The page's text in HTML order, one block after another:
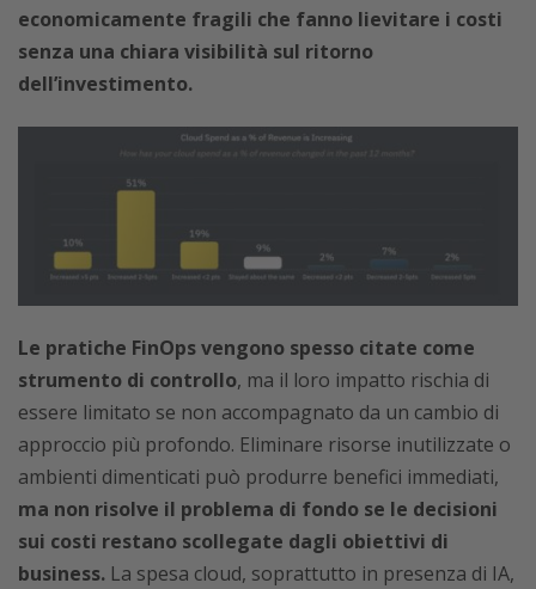
economicamente fragili che fanno lievitare i costi
senza una chiara visibilità sul ritorno
dell’investimento.
Le pratiche FinOps vengono spesso citate come
strumento di controllo, ma il loro impatto rischia di
essere limitato se non accompagnato da un cambio di
approccio più profondo. Eliminare risorse inutilizzate o
ambienti dimenticati può produrre benefici immediati,
ma non risolve il problema di fondo se le decisioni
sui costi restano scollegate dagli obiettivi di
business. La spesa cloud, soprattutto in presenza di IA,